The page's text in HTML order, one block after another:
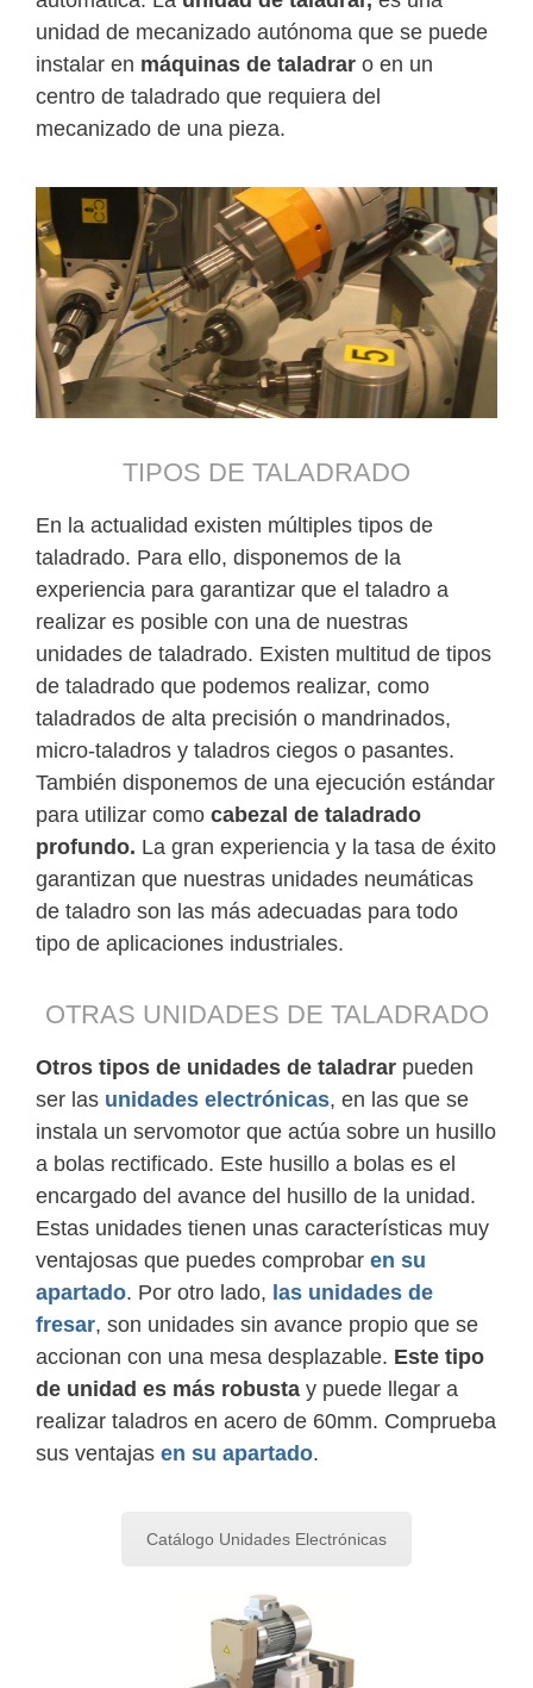
unidad de mecanizado autónoma que se puede
instalar en máquinas de taladrar o en un
centro de taladrado que requiera del
mecanizado de una pieza.
TIPOS DE TALADRADO
En la actualidad existen múltiples tipos de
taladrado. Para ello, disponemos de la
experiencia para garantizar que el taladro a
realizar es posible con una de nuestras
unidades de taladrado. Existen multitud de tipos
de taladrado que podemos realizar, como
taladrados de alta precisión o mandrinados,
micro-taladros y taladros ciegos o pasantes.
También disponemos de una ejecución estándar
para utilizar como cabezal de taladrado
profundo. La gran experiencia y la tasa de éxito
garantizan que nuestras unidades neumáticas
de taladro son las más adecuadas para todo
tipo de aplicaciones industriales.
OTRAS UNIDADES DE TALADRADO
Otros tipos de unidades de taladrar pueden
ser las unidades electrónicas, en las que se
instala un servomotor que actúa sobre un husillo
a bolas rectificado. Este husillo a bolas es el
encargado del avance del husillo de la unidad.
Estas unidades tienen unas características muy
ventajosas que puedes comprobar en su
apartado. Por otro lado, las unidades de
fresar, son unidades sin avance propio que se
accionan con una mesa desplazable. Este tipo
de unidad es más robusta y puede llegar a
realizar taladros en acero de 60mm. Comprueba
sus ventajas en su apartado.
Catálogo Unidades Electrónicas